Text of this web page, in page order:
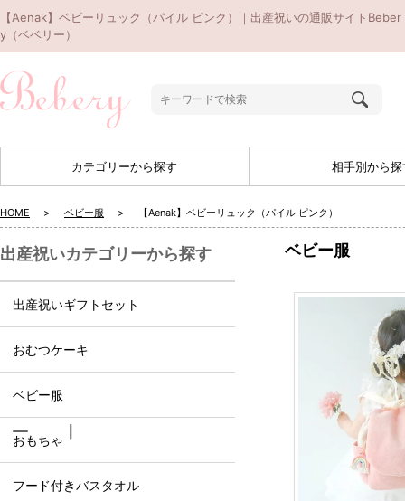
【Aenak】ベビーリュック（パイル ピンク）｜出産祝いの通販サイトBeber
y（ベベリー）
カテゴリーから探す 相手別から探
HOME ベビー服 【Aenak】ベビーリュック（パイル ピンク）
ベビー服
出産祝いカテゴリーから探す
出産祝いギフトセット
おむつケーキ
ベビー服
おもちゃ
フード付きバスタオル